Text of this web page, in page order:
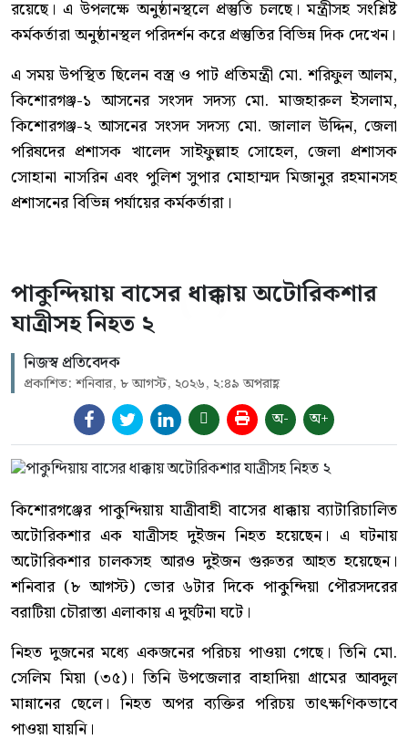
রয়েছে। এ উপলক্ষে অনুষ্ঠানস্থলে প্রস্তুতি চলছে। মন্ত্রীসহ সংশ্লিষ্ট
কর্মকর্তারা অনুষ্ঠানস্থল পরিদর্শন করে প্রস্তুতির বিভিন্ন দিক দেখেন।
এ সময় উপস্থিত ছিলেন বস্ত্র ও পাট প্রতিমন্ত্রী মো. শরিফুল আলম,
কিশোরগঞ্জ-১ আসনের সংসদ সদস্য মো. মাজহারুল ইসলাম,
কিশোরগঞ্জ-২ আসনের সংসদ সদস্য মো. জালাল উদ্দিন, জেলা
পরিষদের প্রশাসক খালেদ সাইফুল্লাহ সোহেল, জেলা প্রশাসক
সোহানা নাসরিন এবং পুলিশ সুপার মোহাম্মদ মিজানুর রহমানসহ
প্রশাসনের বিভিন্ন পর্যায়ের কর্মকর্তারা।
পাকুন্দিয়ায় বাসের ধাক্কায় অটোরিকশার
যাত্রীসহ নিহত ২
নিজস্ব প্রতিবেদক
প্রকাশিত: শনিবার, ৮ আগস্ট, ২০২৬, ২:৪৯ অপরাহ্ণ
অ- অ+
কিশোরগঞ্জের পাকুন্দিয়ায় যাত্রীবাহী বাসের ধাক্কায় ব্যাটারিচালিত
অটোরিকশার এক যাত্রীসহ দুইজন নিহত হয়েছেন। এ ঘটনায়
অটোরিকশার চালকসহ আরও দুইজন গুরুতর আহত হয়েছেন।
শনিবার (৮ আগস্ট) ভোর ৬টার দিকে পাকুন্দিয়া পৌরসদরের
বরাটিয়া চৌরাস্তা এলাকায় এ দুর্ঘটনা ঘটে।
নিহত দুজনের মধ্যে একজনের পরিচয় পাওয়া গেছে। তিনি মো.
সেলিম মিয়া (৩৫)। তিনি উপজেলার বাহাদিয়া গ্রামের আবদুল
মান্নানের ছেলে। নিহত অপর ব্যক্তির পরিচয় তাৎক্ষণিকভাবে
পাওয়া যায়নি।